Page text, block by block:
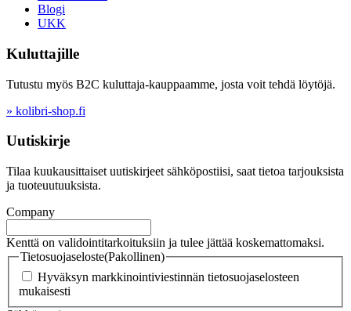
Blogi
UKK
Kuluttajille
Tutustu myös B2C kuluttaja-kauppaamme, josta voit tehdä löytöjä.
» kolibri-shop.fi
Uutiskirje
Tilaa kuukausittaiset uutiskirjeet sähköpostiisi, saat tietoa tarjouksista
ja tuoteuutuuksista.
Company
Kenttä on validointitarkoituksiin ja tulee jättää koskemattomaksi.
Tietosuojaseloste(Pakollinen)
Hyväksyn markkinointiviestinnän tietosuojaselosteen
mukaisesti